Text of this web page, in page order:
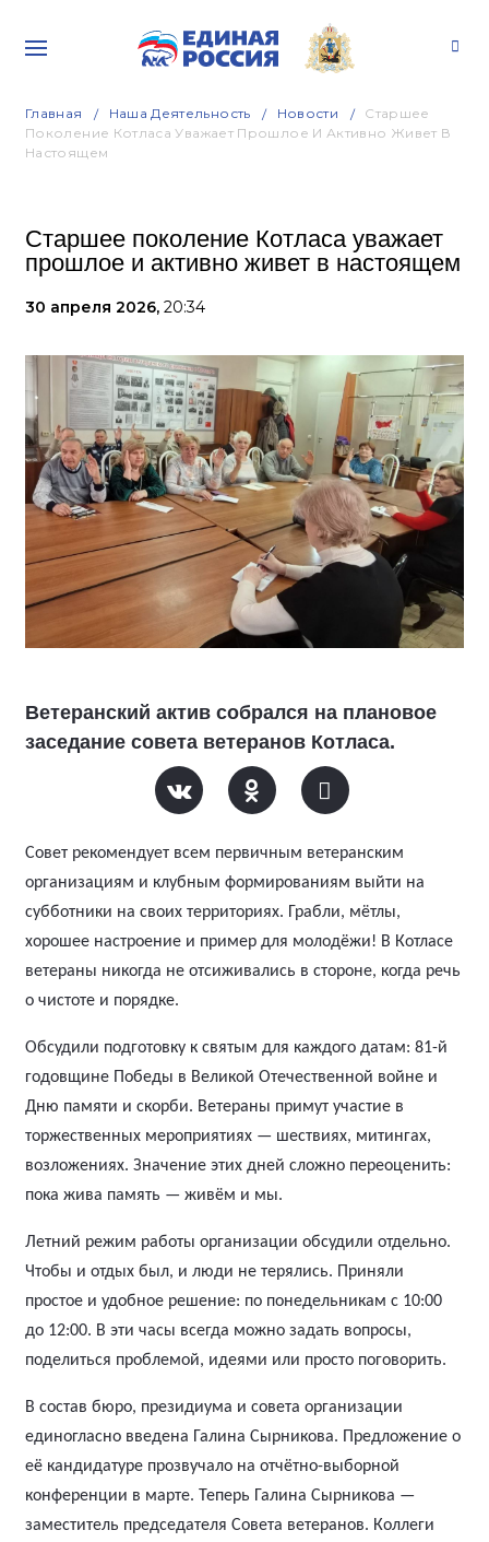
Главная Наша Деятельность Новости
Старшее
Поколение Котласа Уважает Прошлое И Активно Живет В
Настоящем
Старшее поколение Котласа уважает
прошлое и активно живет в настоящем
30 апреля 2026, 20:34
Ветеранский актив собрался на плановое
заседание совета ветеранов Котласа.
Совет рекомендует всем первичным ветеранским
организациям и клубным формированиям выйти на
субботники на своих территориях. Грабли, мётлы,
хорошее настроение и пример для молодёжи! В Котласе
ветераны никогда не отсиживались в стороне, когда речь
о чистоте и порядке.
Обсудили подготовку к святым для каждого датам: 81-й
годовщине Победы в Великой Отечественной войне и
Дню памяти и скорби. Ветераны примут участие в
торжественных мероприятиях — шествиях, митингах,
возложениях. Значение этих дней сложно переоценить:
пока жива память — живём и мы.
Летний режим работы организации обсудили отдельно.
Чтобы и отдых был, и люди не терялись. Приняли
простое и удобное решение: по понедельникам с 10:00
до 12:00. В эти часы всегда можно задать вопросы,
поделиться проблемой, идеями или просто поговорить.
В состав бюро, президиума и совета организации
единогласно введена Галина Сырникова. Предложение о
её кандидатуре прозвучало на отчётно-выборной
конференции в марте. Теперь Галина Сырникова —
заместитель председателя Совета ветеранов. Коллеги